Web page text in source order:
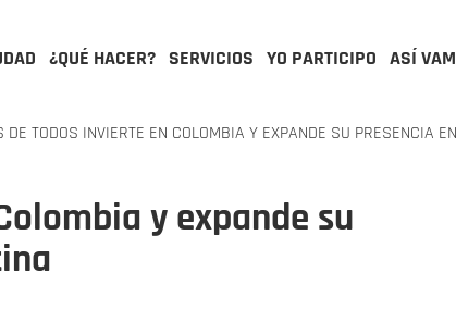
¿QUÉ HACER? SERVICIOS YO PARTICIPO ASÍ
DE TODOS INVIERTE EN COLOMBIA Y EXPANDE SU PRESENCIA
y expande su